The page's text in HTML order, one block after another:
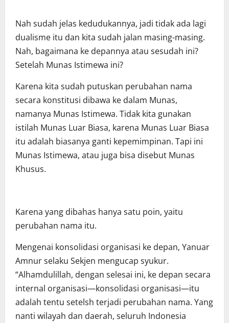
Nah sudah jelas kedudukannya, jadi tidak ada lagi
dualisme itu dan kita sudah jalan masing-masing.
Nah, bagaimana ke depannya atau sesudah ini?
Setelah Munas Istimewa ini?
Karena kita sudah putuskan perubahan nama
secara konstitusi dibawa ke dalam Munas,
namanya Munas Istimewa. Tidak kita gunakan
istilah Munas Luar Biasa, karena Munas Luar Biasa
itu adalah biasanya ganti kepemimpinan. Tapi ini
Munas Istimewa, atau juga bisa disebut Munas
Khusus.
Karena yang dibahas hanya satu poin, yaitu
perubahan nama itu.
Mengenai konsolidasi organisasi ke depan, Yanuar
Amnur selaku Sekjen mengucap syukur.
“Alhamdulillah, dengan selesai ini, ke depan secara
internal organisasi—konsolidasi organisasi—itu
adalah tentu setelsh terjadi perubahan nama. Yang
nanti wilayah dan daerah, seluruh Indonesia